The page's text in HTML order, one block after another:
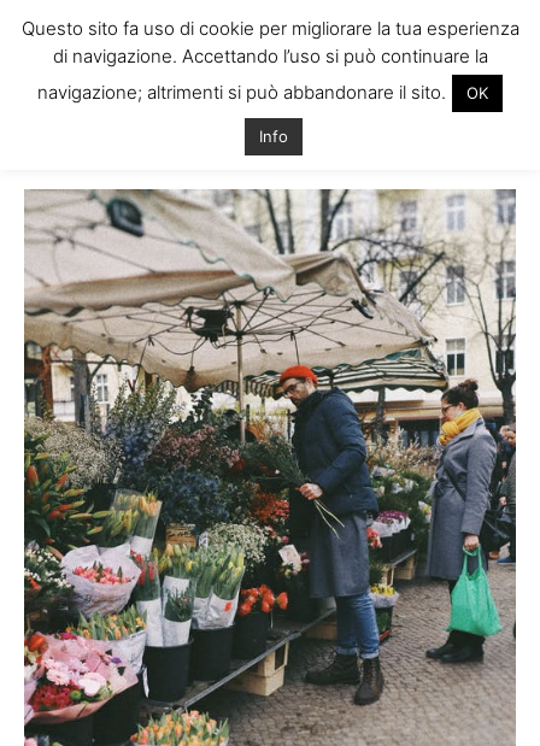
shopping in Irlanda
Questo sito fa uso di cookie per migliorare la tua esperienza
di navigazione. Accettando l’uso si può continuare la
navigazione; altrimenti si può abbandonare il sito.
OK
Info